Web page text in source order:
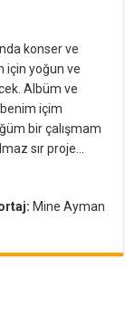
konser ve
için yoğun ve
Albüm ve
benim içim
bir çalışmam
sır proje…
Mine Ayman